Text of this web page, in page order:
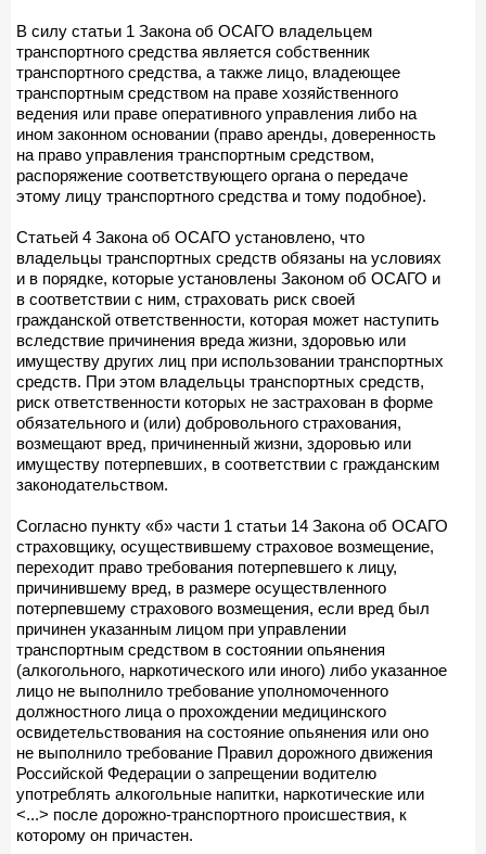
В силу статьи 1 Закона об ОСАГО владельцем
транспортного средства является собственник
транспортного средства, а также лицо, владеющее
транспортным средством на праве хозяйственного
ведения или праве оперативного управления либо на
ином законном основании (право аренды, доверенность
на право управления транспортным средством,
распоряжение соответствующего органа о передаче
этому лицу транспортного средства и тому подобное).
Статьей 4 Закона об ОСАГО установлено, что
владельцы транспортных средств обязаны на условиях
и в порядке, которые установлены Законом об ОСАГО и
в соответствии с ним, страховать риск своей
гражданской ответственности, которая может наступить
вследствие причинения вреда жизни, здоровью или
имуществу других лиц при использовании транспортных
средств. При этом владельцы транспортных средств,
риск ответственности которых не застрахован в форме
обязательного и (или) добровольного страхования,
возмещают вред, причиненный жизни, здоровью или
имуществу потерпевших, в соответствии с гражданским
законодательством.
Согласно пункту «б» части 1 статьи 14 Закона об ОСАГО
страховщику, осуществившему страховое возмещение,
переходит право требования потерпевшего к лицу,
причинившему вред, в размере осуществленного
потерпевшему страхового возмещения, если вред был
причинен указанным лицом при управлении
транспортным средством в состоянии опьянения
(алкогольного, наркотического или иного) либо указанное
лицо не выполнило требование уполномоченного
должностного лица о прохождении медицинского
освидетельствования на состояние опьянения или оно
не выполнило требование Правил дорожного движения
Российской Федерации о запрещении водителю
употреблять алкогольные напитки, наркотические или
<...> после дорожно-транспортного происшествия, к
которому он причастен.